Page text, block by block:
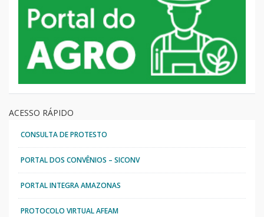
ACESSO RÁPIDO
CONSULTA DE PROTESTO
PORTAL DOS CONVÊNIOS – SICONV
PORTAL INTEGRA AMAZONAS
PROTOCOLO VIRTUAL AFEAM